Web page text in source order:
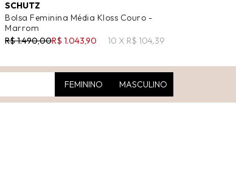
SCHUTZ
Bolsa Feminina Média Kloss Couro -
Marrom
R$ 1.490,00R$ 1.043,90 10 X R$ 104,39
FEMININO MASCULINO